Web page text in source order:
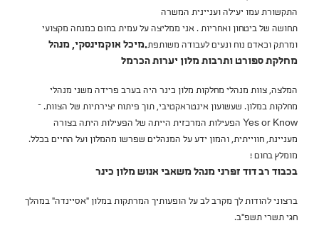
התקשורת עמו יעילה ועניינית המשרה
תחושה של ביטחון ואחריות . אני ממליצה על עמית בחום כמנחה מקצועי
ומרתק וכאדם נוח ונעים לעבודה משותפת.מיכל אוקמינסקי, מנהל
מחלקת ספורט ותרבות מלון יערות הכרמל
המלצה, צוות מנהלי מחלקות מלון כינר היה בערב פרידה משני מנהלי
מחלקות במלון. שעשועון אינטראקטיבי, תוך פיתוח יצירתיות של הצוות. –
Yes or Know הפעילות המרכזית הייתה של הפעילות היתה בצורה
מעניינת, חווייתית, והמון ידע על המנהלים שפרשו מהמלון ועל החיים בכלל.
מומלץ בחום !
בכבוד רב דוד זפרני מנהל משאבי אנוש מלון כינר
ברצוני להודות לך מקרב לב על הופעותיך המרתקות במלון "אסיינדה" במהלך
חגי תשרי תשפ"ב.